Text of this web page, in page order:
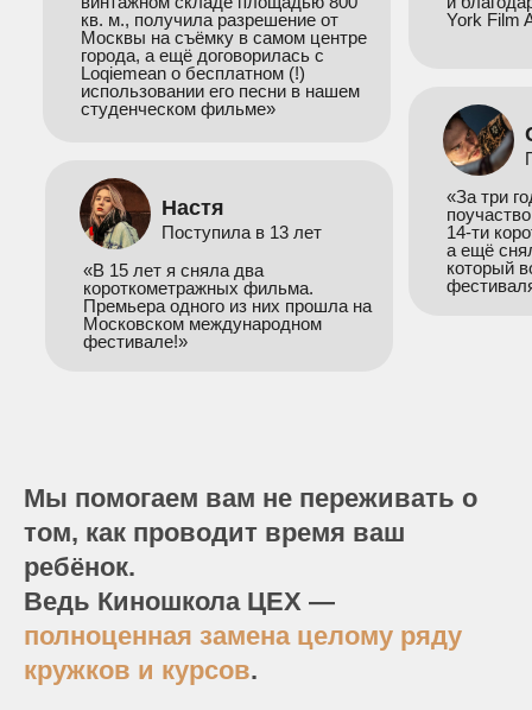
Настя
«В 15 лет я сняла два
короткометражных фильма.
Премьера одного из них прошла на
Московском международном
фестивале!»
Поступила в 13 лет
York Film
«За три
14-ти
а ещё
который
кв. м., получила разрешение от
Москвы на съёмку в самом центре
города, а ещё договорилась с
Loqiemean о бесплатном (!)
использовании его песни в нашем
студенческом фильме»
Мы помогаем вам не переживать о
том, как проводит время ваш
ребёнок.
Ведь Киношкола ЦЕХ —
полноценная замена целому ряду
кружков и курсов.